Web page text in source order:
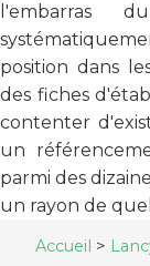
l'embarras
position dans
des fiches
contenter
un
parmi des
un rayon de
Accueil >